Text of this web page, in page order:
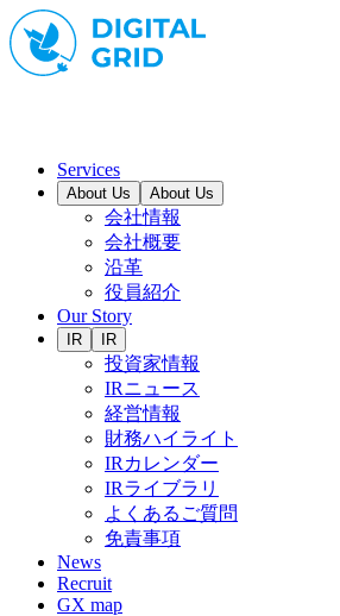
Services
About Us About Us
会社情報
会社概要
沿革
役員紹介
Our Story
IR IR
投資家情報
IRニュース
経営情報
財務ハイライト
IRカレンダー
IRライブラリ
よくあるご質問
免責事項
News
Recruit
GX map